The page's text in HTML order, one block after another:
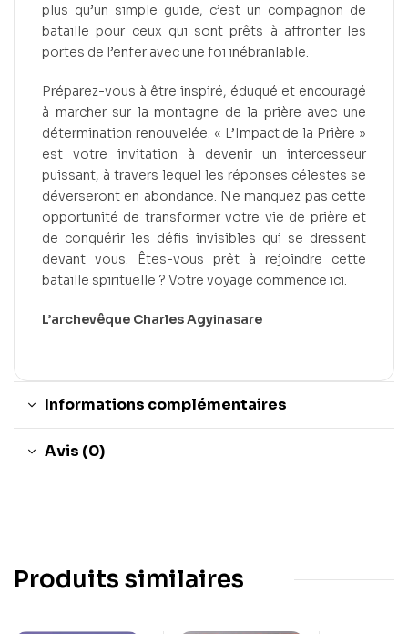
plus qu’un simple guide, c’est un compagnon de
bataille pour ceux qui sont prêts à affronter les
portes de l’enfer avec une foi inébranlable.
Préparez-vous à être inspiré, éduqué et encouragé
à marcher sur la montagne de la prière avec une
détermination renouvelée. « L’Impact de la Prière »
est votre invitation à devenir un intercesseur
puissant, à travers lequel les réponses célestes se
déverseront en abondance. Ne manquez pas cette
opportunité de transformer votre vie de prière et
de conquérir les défis invisibles qui se dressent
devant vous. Êtes-vous prêt à rejoindre cette
bataille spirituelle ? Votre voyage commence ici.
L’archevêque Charles Agyinasare
Informations complémentaires
Avis (0)
Produits similaires